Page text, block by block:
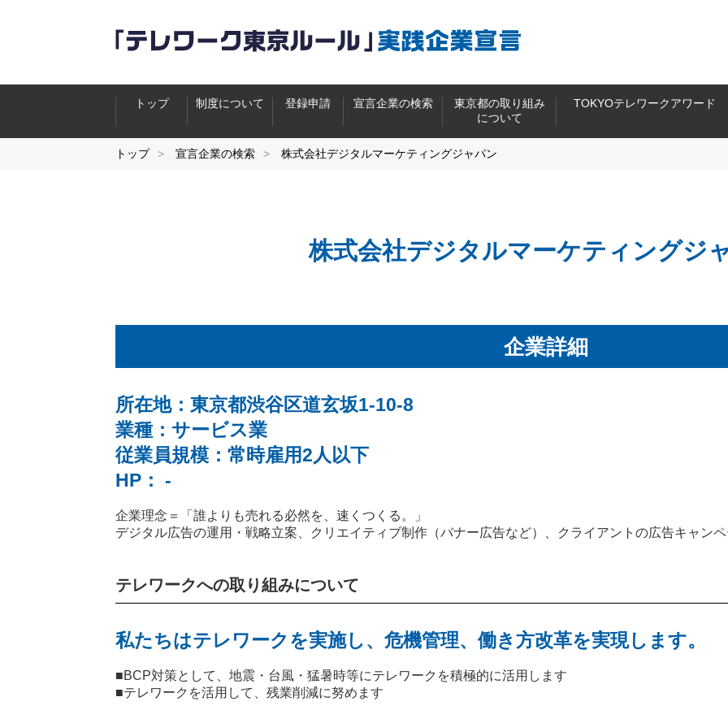
トップ 制度について 登録申請 宣言企業の検索
東京都の取り組み
について
TOKYOテレワークアワード
トップ 宣言企業の検索 株式会社デジタルマーケティングジャパン
株式会社デジタルマーケティングジ
企業詳細
所在地：東京都渋谷区道玄坂1-10-8
業種：サービス業
従業員規模：常時雇用2人以下
HP： -
企業理念＝「誰よりも売れる必然を、速くつくる。」
デジタル広告の運用・戦略立案、クリエイティブ制作（バナー広告など）、クライアントの広告キャン
テレワークへの取り組みについて
私たちはテレワークを実施し、危機管理、働き方改革を実現します。
■BCP対策として、地震・台風・猛暑時等にテレワークを積極的に活用します
■テレワークを活用して、残業削減に努めます